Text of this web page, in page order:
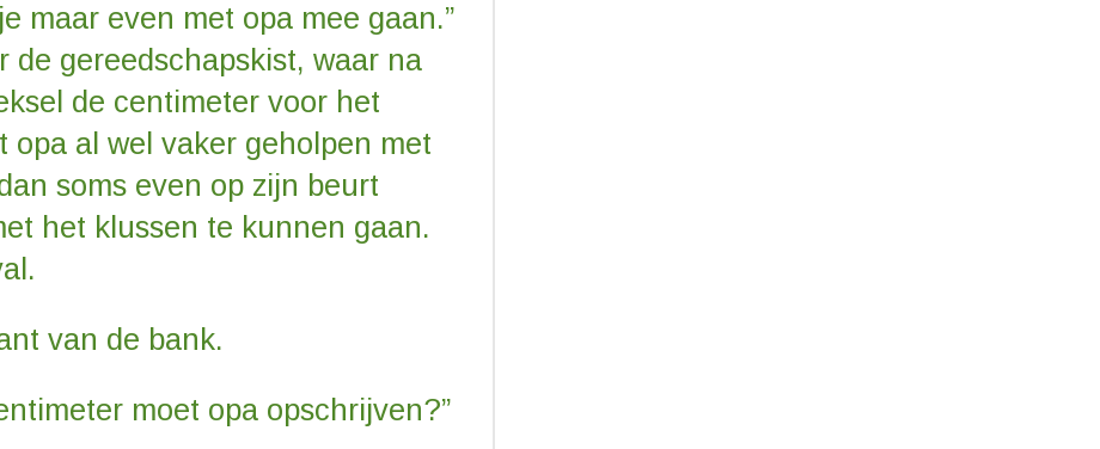
maar even met opa mee gaan.”
de gereedschapskist, waar na
de centimeter voor het
al wel vaker geholpen met
soms even op zijn beurt
het klussen te kunnen gaan.
van de bank.
moet opa opschrijven?”